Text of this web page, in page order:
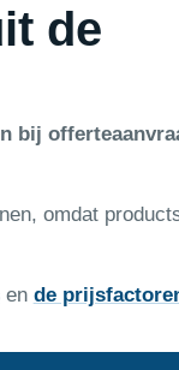
de
bij
omdat
en de